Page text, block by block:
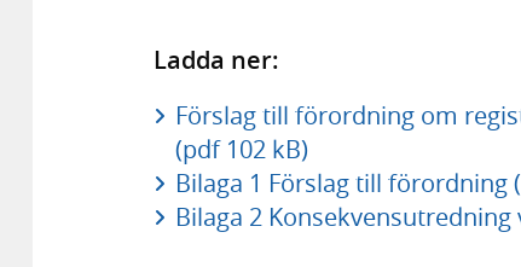
Ladda ner:
Förslag till förordning om
(pdf 102 kB)
Bilaga 1 Förslag till förordning
Bilaga 2